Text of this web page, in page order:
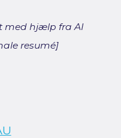
med hjælp fra AI
resumé]